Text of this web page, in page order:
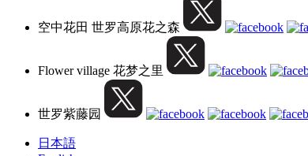
空中花田 世罗高原花之森
Flower village 花梦之里
世罗紫藤园
日本語